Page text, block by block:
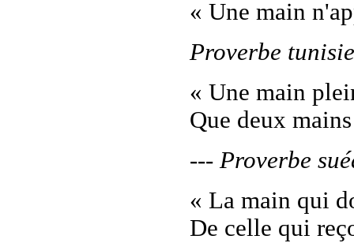
« Une main
Proverbe
« Une main
Que deux
--- Proverbe
« La main qui
De celle qui